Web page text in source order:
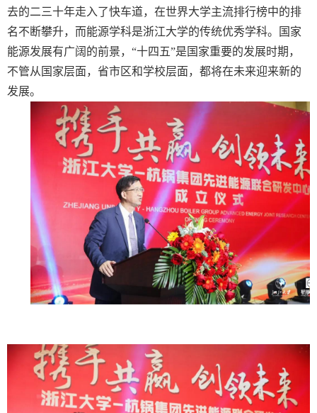
去的二三十年走入了快车道，在世界大学主流排行榜中的排
名不断攀升，而能源学科是浙江大学的传统优秀学科。国家
能源发展有广阔的前景，“十四五”是国家重要的发展时期，
不管从国家层面，省市区和学校层面，都将在未来迎来新的
发展。